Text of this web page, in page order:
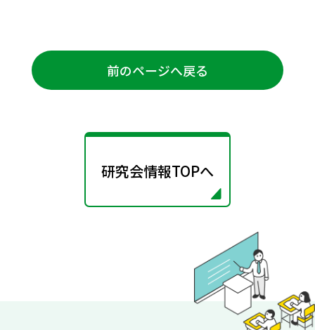
前のページへ戻る
研究会情報TOPへ